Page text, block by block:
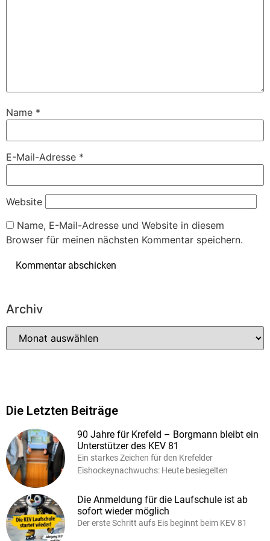
Name *
E-Mail-Adresse *
Website
Name, E-Mail-Adresse und Website in diesem
Browser für meinen nächsten Kommentar speichern.
Archiv
Die Letzten Beiträge
90 Jahre für Krefeld – Borgmann bleibt ein
Unterstützer des KEV 81
Ein starkes Zeichen für den Krefelder
Eishockeynachwuchs: Heute besiegelten
Die Anmeldung für die Laufschule ist ab
sofort wieder möglich
Der erste Schritt aufs Eis beginnt beim KEV 81